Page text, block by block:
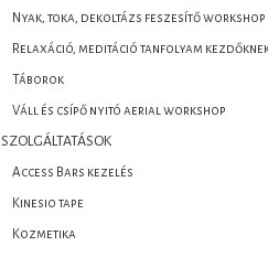
Nyak, toka, dekoltázs feszesítő workshop
Relaxáció, meditáció tanfolyam
Táborok
Váll és csípő nyitó aerial workshop
SZOLGÁLTATÁSOK
Access Bars kezelés
Kinesio tape
Kozmetika